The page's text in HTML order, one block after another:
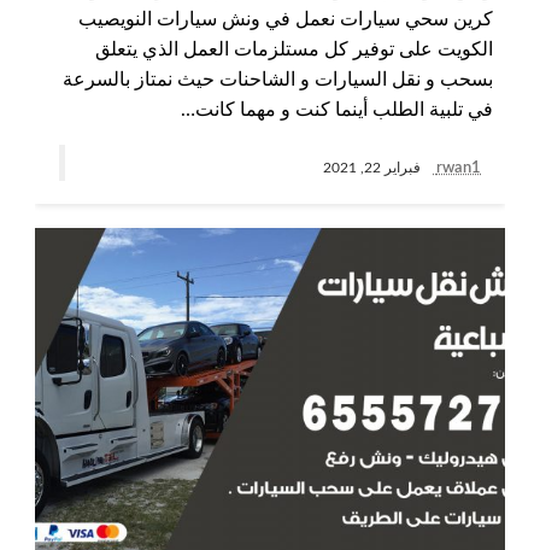
كرين سحي سيارات نعمل في ونش سيارات النويصيب
الكويت على توفير كل مستلزمات العمل الذي يتعلق
بسحب و نقل السيارات و الشاحنات حيث نمتاز بالسرعة
في تلبية الطلب أينما كنت و مهما كانت…
rwan1 فبراير 22, 2021